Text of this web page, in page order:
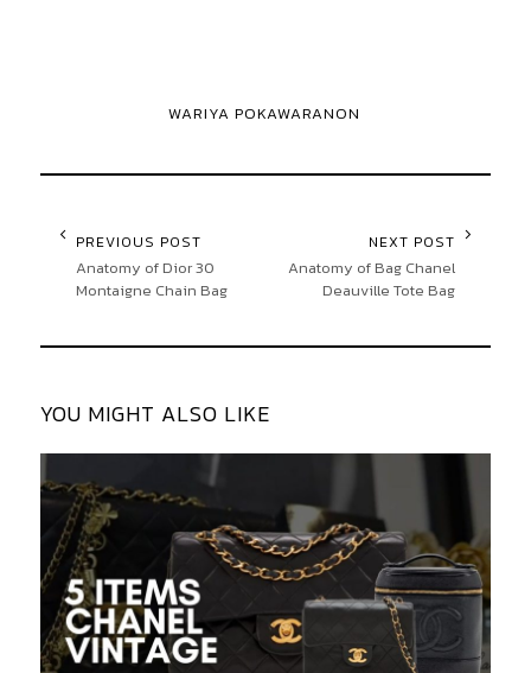
WARIYA POKAWARANON
PREVIOUS POST
Anatomy of Dior 30
Montaigne Chain Bag
NEXT POST
Anatomy of Bag Chanel
Deauville Tote Bag
YOU MIGHT ALSO LIKE